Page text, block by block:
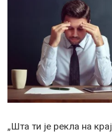
„Шта ти је рекла на